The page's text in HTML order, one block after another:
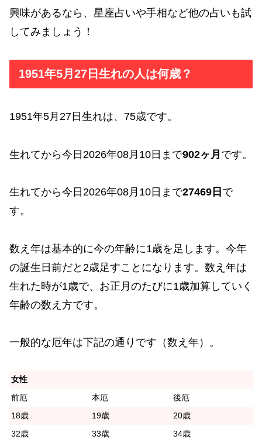
興味があるなら、星座占いや手相など他の占いも試
してみましょう！
1951年5月27日生れの人は何歳？
1951年5月27日生れは、75歳です。
生れてから今日2026年08月10日まで902ヶ月 です。
生れてから今日2026年08月10日まで27469日 で
す。
数え年は基本的に今の年齢に1歳を足します。今年
の誕生日前だと2歳足すことになります。数え年は
生れた時が1歳で、お正月のたびに1歳加算していく
年齢の数え方です。
一般的な厄年は下記の通りです（数え年）。
女性
前厄
本厄
後厄
18歳
19歳
20歳
32歳
33歳
34歳